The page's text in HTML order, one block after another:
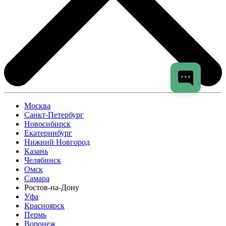
Москва
Санкт-Петербург
Новосибирск
Екатеринбург
Нижний Новгород
Казань
Челябинск
Омск
Самара
Ростов-на-Дону
Уфа
Красноярск
Пермь
Воронеж